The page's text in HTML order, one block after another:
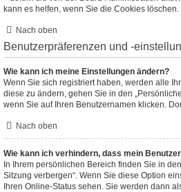
kann es helfen, wenn Sie die Cookies löschen.
Nach oben
Benutzerpräferenzen und -
Wie kann ich meine Einstellungen ändern?
Wenn Sie sich registriert haben, werden alle
diese zu ändern, gehen Sie in den
wenn Sie auf Ihren Benutzernamen klicken.
Nach oben
Wie kann ich verhindern, dass mein
In Ihrem persönlichen Bereich finden Sie in
Sitzung verbergen“. Wenn Sie diese Option
Ihren Online-Status sehen. Sie werden dann